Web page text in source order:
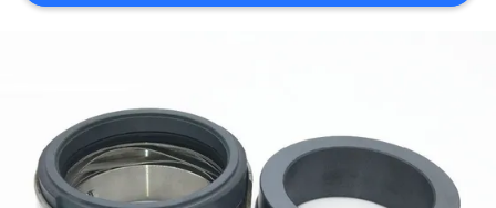
PRIVACY
POLICY